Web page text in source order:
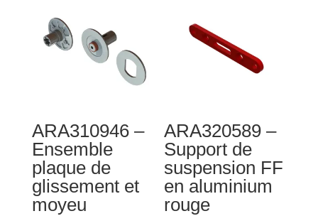
ARA310946 –
Ensemble
plaque de
glissement et
moyeu
ARA320589 –
Support de
suspension FF
en aluminium
rouge